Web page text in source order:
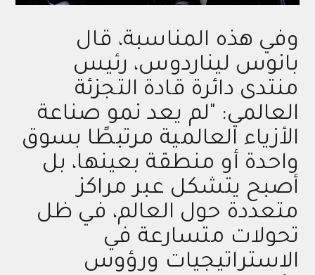
وفي هذه المناسبة، قال
بانوس ليناردوس، رئيس
منتدى دائرة قادة التجزئة
العالمي: "لم يعد نمو صناعة
الأزياء العالمية مرتبطًا بسوق
واحدة أو منطقة بعينها، بل
أصبح يتشكل عبر مراكز
متعددة حول العالم، في ظل
تحولات متسارعة في
الاستراتيجيات ورؤوس